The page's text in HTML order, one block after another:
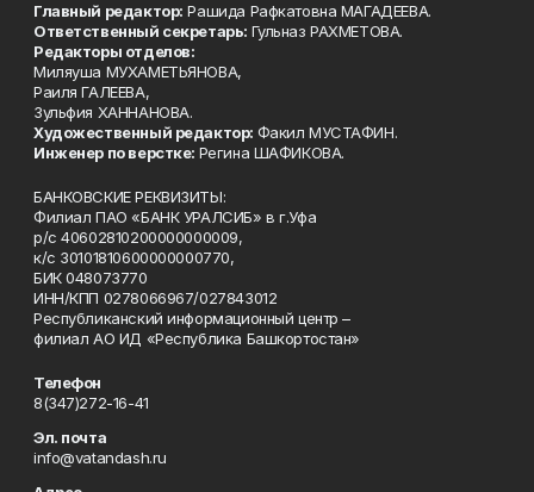
Главный редактор: Рашида Рафкатовна МАГАДЕЕВА.
Ответственный секретарь: Гульназ РАХМЕТОВА.
Редакторы отделов:
Миляуша МУХАМЕТЬЯНОВА,
Раиля ГАЛЕЕВА,
Зульфия ХАННАНОВА.
Художественный редактор: Факил МУСТАФИН.
Инженер по верстке: Регина ШАФИКОВА.
БАНКОВСКИЕ РЕКВИЗИТЫ:
Филиал ПАО «БАНК УРАЛСИБ» в г.Уфа
р/с 40602810200000000009,
к/с 30101810600000000770,
БИК 048073770
ИНН/КПП 0278066967/027843012
Республиканский информационный центр –
филиал АО ИД «Республика Башкортостан»
Телефон
8(347)272-16-41
Эл. почта
info@vatandash.ru